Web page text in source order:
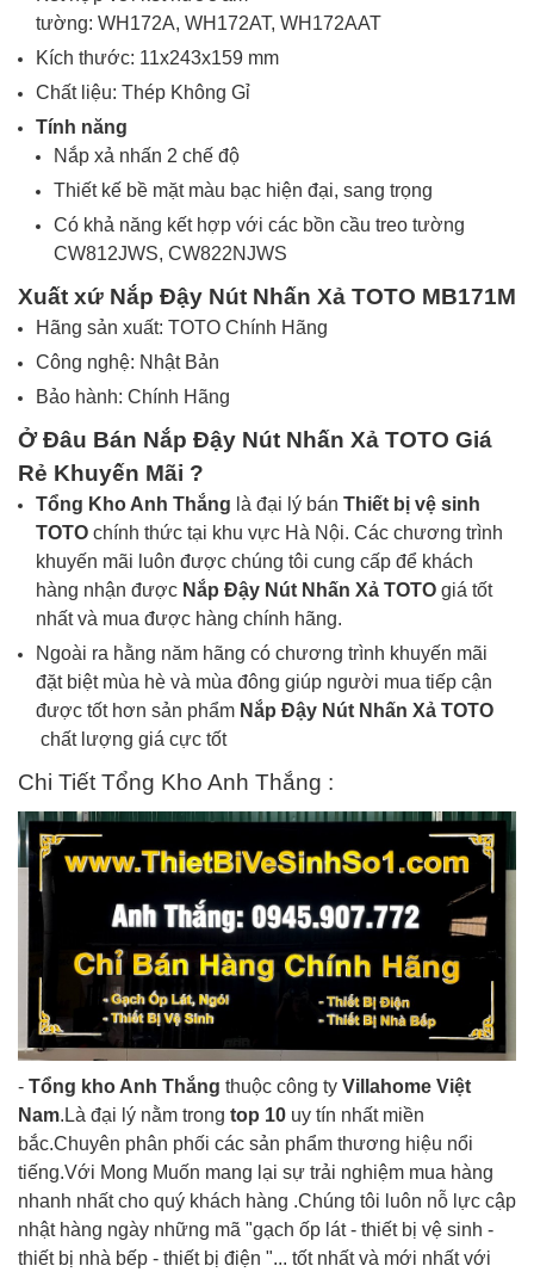
tường: WH172A, WH172AT, WH172AAT
Kích thước: 11x243x159 mm
Chất liệu: Thép Không Gỉ
Tính năng
Nắp xả nhấn 2 chế độ
Thiết kế bề mặt màu bạc hiện đại, sang trọng
Có khả năng kết hợp với các bồn cầu treo tường
CW812JWS, CW822NJWS
Xuất xứ Nắp Đậy Nút Nhấn Xả TOTO MB171M
Hãng sản xuất: TOTO Chính Hãng
Công nghệ: Nhật Bản
Bảo hành: Chính Hãng
Ở Đâu Bán Nắp Đậy Nút Nhấn Xả TOTO Giá
Rẻ Khuyến Mãi ?
Tổng Kho Anh Thắng là đại lý bán Thiết bị vệ sinh
TOTO chính thức tại khu vực Hà Nội. Các chương trình
khuyến mãi luôn được chúng tôi cung cấp để khách
hàng nhận được Nắp Đậy Nút Nhấn Xả TOTO giá tốt
nhất và mua được hàng chính hãng.
Ngoài ra hằng năm hãng có chương trình khuyến mãi
đặt biệt mùa hè và mùa đông giúp người mua tiếp cận
được tốt hơn sản phẩm Nắp Đậy Nút Nhấn Xả TOTO
chất lượng giá cực tốt
Chi Tiết Tổng Kho Anh Thắng :
- Tổng kho Anh Thắng thuộc công ty Villahome Việt
Nam.Là đại lý nằm trong top 10 uy tín nhất miền
bắc.Chuyên phân phối các sản phẩm thương hiệu nổi
tiếng.Với Mong Muốn mang lại sự trải nghiệm mua hàng
nhanh nhất cho quý khách hàng .Chúng tôi luôn nỗ lực cập
nhật hàng ngày những mã "gạch ốp lát - thiết bị vệ sinh -
thiết bị nhà bếp - thiết bị điện "... tốt nhất và mới nhất với